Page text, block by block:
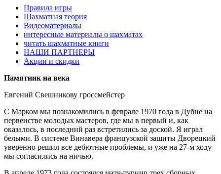
Правила игры
Шахматная теория
Видеоматериалы
интересные материалы о шахматах
читать шахматные книги
НАШИ ПАРТНЕРЫ
Акции и скидки
Памятник на века
Евгений Свешникову гроссмейстер
С Марком мы познакомились в феврале 1970 года в Дубне на
первенстве молодых мастеров, где мы в первый и, как
оказалось, в последний раз встретились за доской. Я играл
белыми. В системе Винавера французской защиты Дворецкий
уверенно решил все дебютные проблемы, и уже на 27-м ходу
мы согласились на ничью.